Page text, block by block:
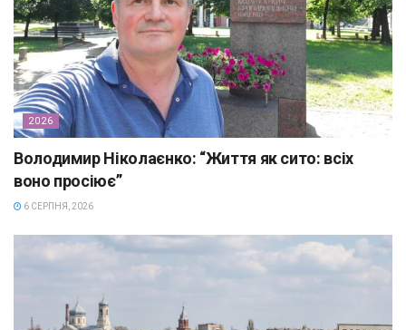
2026
Володимир Ніколаєнко: “Життя як сито: всіх
воно просіює”
6 СЕРПНЯ, 2026